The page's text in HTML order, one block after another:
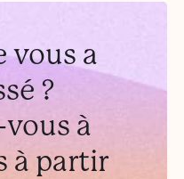
vous a
?
à
à partir